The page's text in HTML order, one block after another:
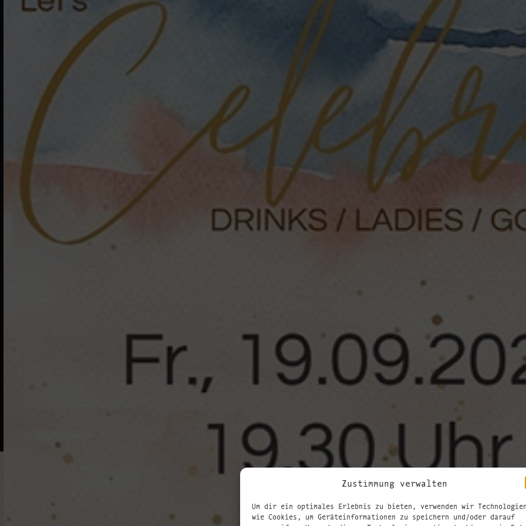
Zustimmung verwalten
Um dir ein optimales Erlebnis zu bieten, verwenden wir
wie Cookies, um Geräteinformationen zu speichern und/oder darauf